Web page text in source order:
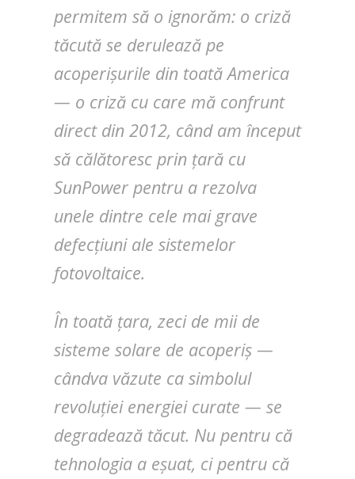
permitem să o ignorăm: o criză
tăcută se derulează pe
acoperișurile din toată America
— o criză cu care mă confrunt
direct din 2012, când am început
să călătoresc prin țară cu
SunPower pentru a rezolva
unele dintre cele mai grave
defecțiuni ale sistemelor
fotovoltaice.
În toată țara, zeci de mii de
sisteme solare de acoperiș —
cândva văzute ca simbolul
revoluției energiei curate — se
degradează tăcut. Nu pentru că
tehnologia a eșuat, ci pentru că